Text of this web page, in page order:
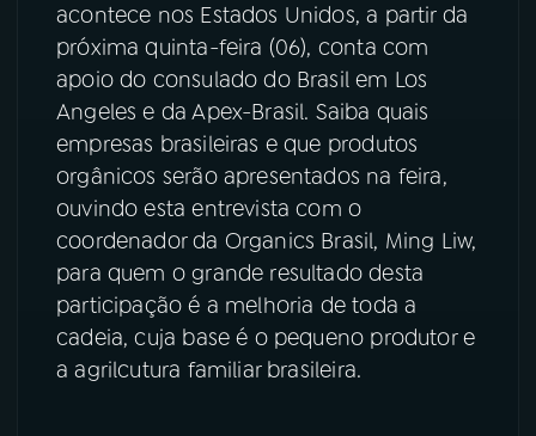
PODCASTS
06VIDEOCASTS
08FESTIVAL DE MÚSICA
ACOMPANHE A RÁDIO NACIONAL
acontece nos Estados Unidos, a partir da
próxima quinta-feira (06), conta com
apoio do consulado do Brasil em Los
Angeles e da Apex-Brasil. Saiba quais
empresas brasileiras e que produtos
orgânicos serão apresentados na feira,
ouvindo esta entrevista com o
coordenador da Organics Brasil, Ming Liw,
para quem o grande resultado desta
participação é a melhoria de toda a
cadeia, cuja base é o pequeno produtor e
a agrilcutura familiar brasileira.